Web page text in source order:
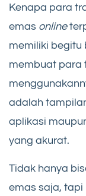
Kenapa para
emas online
memiliki begitu
membuat para
adalah
aplikasi
yang akurat.
Tidak hanya
emas saja, tapi